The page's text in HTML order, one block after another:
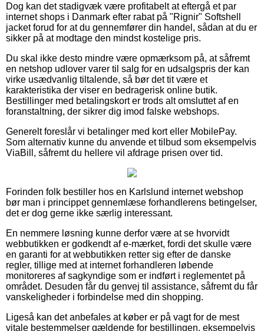
Dog kan det stadigvæk være profitabelt at eftergå et par
internet shops i Danmark efter rabat på "Rignir" Softshell
jacket forud for at du gennemfører din handel, sådan at du er
sikker på at modtage den mindst kostelige pris.
Du skal ikke desto mindre være opmærksom på, at såfremt
en netshop udlover varer til salg for en udsalgspris der kan
virke usædvanlig tiltalende, så bør det tit være et
karakteristika der viser en bedragerisk online butik.
Bestillinger med betalingskort er trods alt omsluttet af en
foranstaltning, der sikrer dig imod falske webshops.
Generelt foreslår vi betalinger med kort eller MobilePay.
Som alternativ kunne du anvende et tilbud som eksempelvis
ViaBill, såfremt du hellere vil afdrage prisen over tid.
Forinden folk bestiller hos en Karlslund internet webshop
bør man i princippet gennemlæse forhandlerens betingelser,
det er dog gerne ikke særlig interessant.
En nemmere løsning kunne derfor være at se hvorvidt
webbutikken er godkendt af e-mærket, fordi det skulle være
en garanti for at webbutikken retter sig efter de danske
regler, tillige med at internet forhandleren løbende
monitoreres af sagkyndige som er indført i reglementet på
området. Desuden får du genvej til assistance, såfremt du får
vanskeligheder i forbindelse med din shopping.
Ligeså kan det anbefales at køber er på vagt for de mest
vitale bestemmelser gældende for bestillingen, eksempelvis